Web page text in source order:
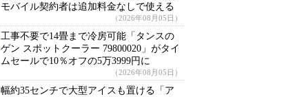
モバイル契約者は追加料金なしで使える
（2026年08月05日）
工事不要で14畳まで冷房可能「タンスの
ゲン スポットクーラー 79800020」がタイ
ムセールで10％オフの5万3999円に
（2026年08月05日）
幅約35センチで大型アイスも置ける「ア